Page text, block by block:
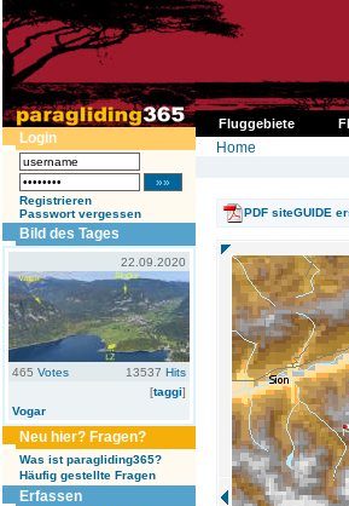
Fluggebiete
Login
Registrieren
Passwort vergessen
Bild des Tages
22.09.2020
465 Votes 13537 Hits
[taggi]
Vogar
Neu hier? Fragen?
Was ist paragliding365?
Häufig gestellte Fragen
Erfassen
Home
PDF siteGUIDE